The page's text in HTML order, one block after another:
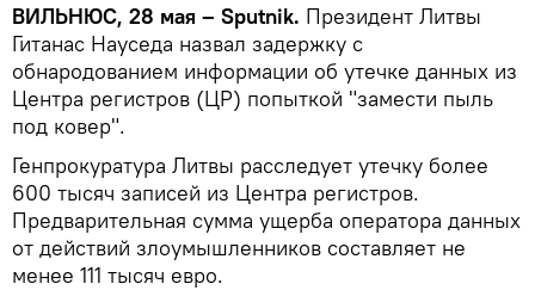
ВИЛЬНЮС, 28 мая – Sputnik. Президент Литвы
Гитанас Науседа назвал задержку с
обнародованием информации об утечке данных из
Центра регистров (ЦР) попыткой "замести пыль
под ковер".
Генпрокуратура Литвы расследует утечку более
600 тысяч записей из Центра регистров.
Предварительная сумма ущерба оператора данных
от действий злоумышленников составляет не
менее 111 тысяч евро.